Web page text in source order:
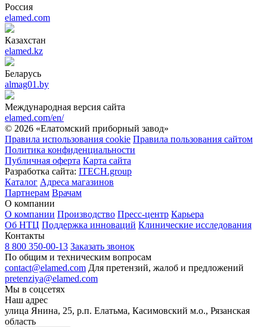
Россия
elamed.com
Казахстан
elamed.kz
Беларусь
almag01.by
Международная версия сайта
elamed.com/en/
© 2026 «Елатомский приборный завод»
Правила использования cookie Правила пользования сайтом
Политика конфиденциальности
Публичная оферта Карта сайта
Разработка сайта: ITECH.group
Каталог Адреса магазинов
Партнерам Врачам
О компании
О компании Производство Пресс-центр Карьера
Об НТЦ Поддержка инноваций Клинические исследования
Контакты
8 800 350-00-13 Заказать звонок
По общим и техническим вопросам
contact@elamed.com Для претензий, жалоб и предложений
pretenziya@elamed.com
Мы в соцсетях
Наш адрес
улица Янина, 25, р.п. Елатьма, Касимовский м.о., Рязанская
область